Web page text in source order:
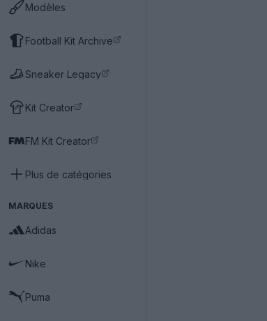
Modèles
Football Kit Archive
Sneaker Legacy
Kit Creator
FM Kit Creator
Plus de catégories
MARQUES
Adidas
Nike
Puma